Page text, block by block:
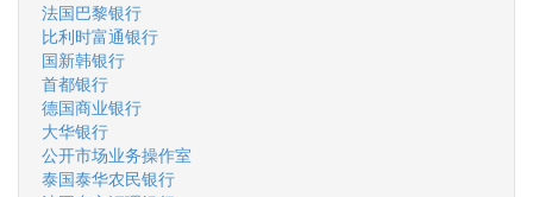
法国巴黎银行
比利时富通银行
国新韩银行
首都银行
德国商业银行
大华银行
公开市场业务操作室
泰国泰华农民银行